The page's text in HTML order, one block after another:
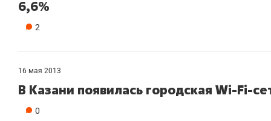
6,6%
2
16 мая 2013
В Казани появилась городская Wi-Fi-
0